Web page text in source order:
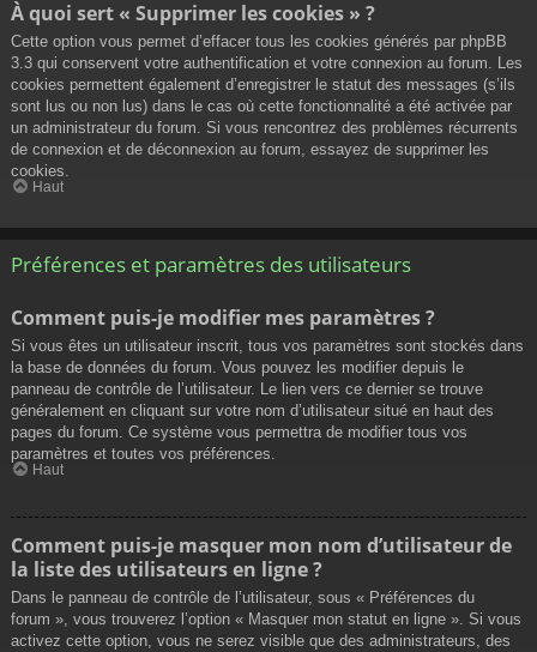
À quoi sert « Supprimer les cookies » ?
Cette option vous permet d’effacer tous les cookies générés par phpBB
3.3 qui conservent votre authentification et votre connexion au forum. Les
cookies permettent également d’enregistrer le statut des messages (s’ils
sont lus ou non lus) dans le cas où cette fonctionnalité a été activée par
un administrateur du forum. Si vous rencontrez des problèmes récurrents
de connexion et de déconnexion au forum, essayez de supprimer les
cookies.
Haut
Préférences et paramètres des utilisateurs
Comment puis-je modifier mes paramètres ?
Si vous êtes un utilisateur inscrit, tous vos paramètres sont stockés dans
la base de données du forum. Vous pouvez les modifier depuis le
panneau de contrôle de l’utilisateur. Le lien vers ce dernier se trouve
généralement en cliquant sur votre nom d’utilisateur situé en haut des
pages du forum. Ce système vous permettra de modifier tous vos
paramètres et toutes vos préférences.
Haut
Comment puis-je masquer mon nom d’utilisateur de
la liste des utilisateurs en ligne ?
Dans le panneau de contrôle de l’utilisateur, sous « Préférences du
forum », vous trouverez l’option « Masquer mon statut en ligne ». Si vous
activez cette option, vous ne serez visible que des administrateurs, des